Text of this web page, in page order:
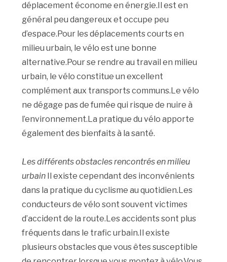
déplacement économe en énergie.Il est en
général peu dangereux et occupe peu
d’espace.Pour les déplacements courts en
milieu urbain, le vélo est une bonne
alternative.Pour se rendre au travail en milieu
urbain, le vélo constitue un excellent
complément aux transports communs.Le vélo
ne dégage pas de fumée qui risque de nuire à
l’environnement.La pratique du vélo apporte
également des bienfaits à la santé.
Les différents obstacles rencontrés en milieu
urbain Il existe cependant des inconvénients
dans la pratique du cyclisme au quotidien.Les
conducteurs de vélo sont souvent victimes
d’accident de la route.Les accidents sont plus
fréquents dans le trafic urbain.Il existe
plusieurs obstacles que vous êtes susceptible